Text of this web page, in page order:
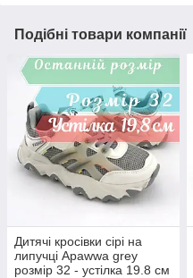
Подібні товари компанії
Дитячі кросівки сірі на
липучці Apawwa grey
розмір 32 - устілка 19.8 см